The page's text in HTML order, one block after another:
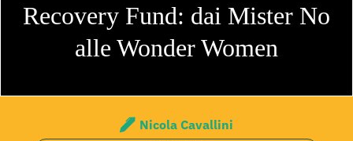
Recovery Fund: dai Mister No
alle Wonder Women
Nicola Cavallini